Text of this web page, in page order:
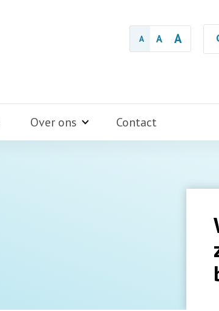
A A A
Over ons Contact